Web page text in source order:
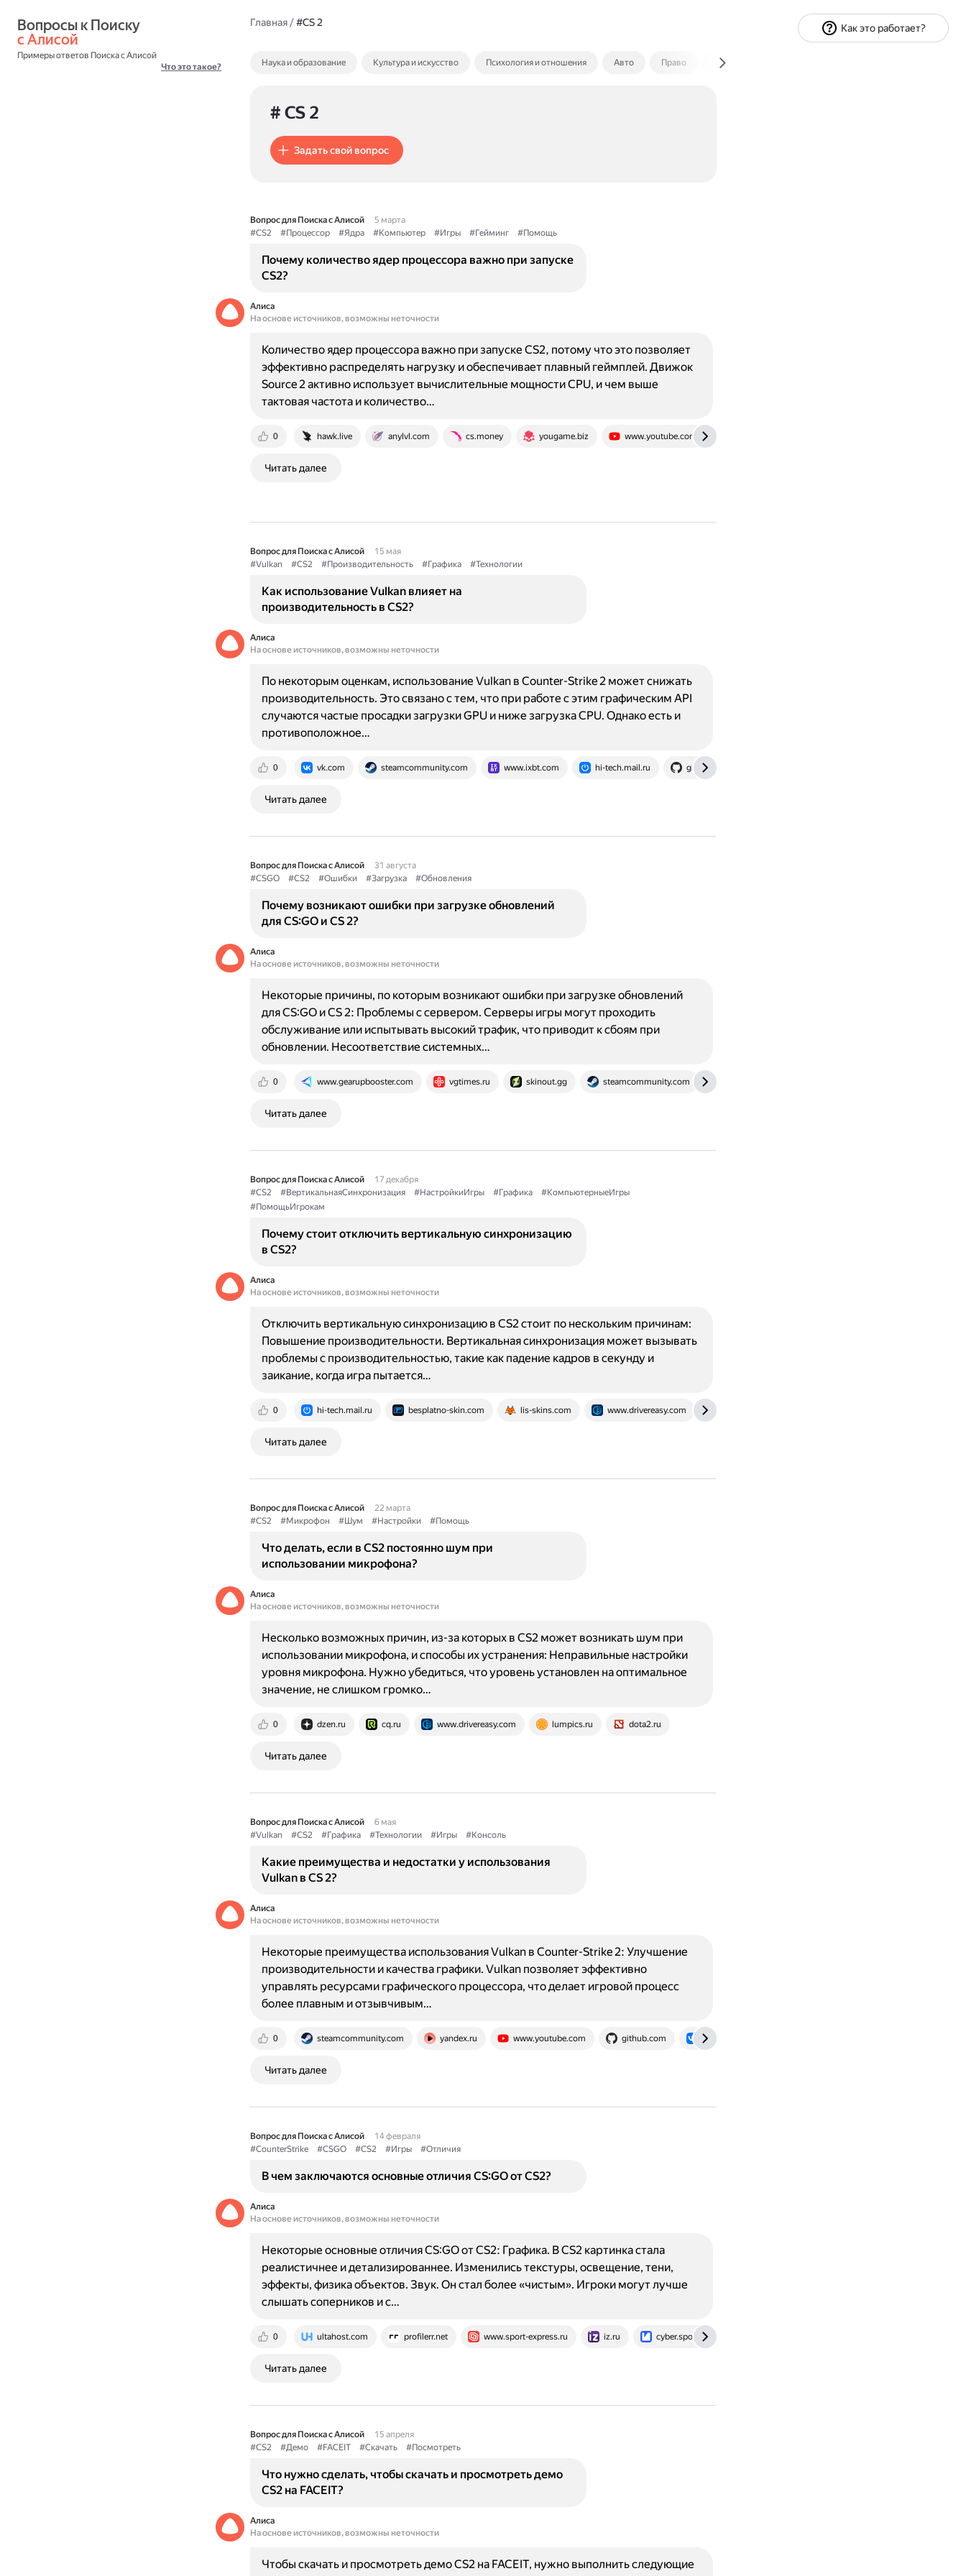
с Алисой
Примеры ответов Поиска с Алисой
Что это такое?
Главная/#CS 2
Наука и образование Культура и искусство Психология и отношения Авто Право Экономика и финансы
# CS 2
Задать свой вопрос
Вопрос для Поиска с Алисой
5 марта
#CS2
#Процессор #Ядра #Компьютер #Игры #Гейминг #Помощь
Почему количество ядер процессора важно при запуске
CS2?
Алиса
На основе источников, возможны неточности
0 hawk.live anylvl.com cs.money yougame.biz www.youtube.com
Количество ядер процессора важно при запуске CS2, потому что это позволяет
эффективно распределять нагрузку и обеспечивает плавный геймплей. Движок
Source 2 активно использует вычислительные мощности CPU, и чем выше
тактовая частота и количество…
Читать далее
Вопрос для Поиска с Алисой
15 мая
#Vulkan
#CS2 #Производительность #Графика #Технологии
Как использование Vulkan влияет на
производительность в CS2?
Алиса
На основе источников, возможны неточности
0 vk.com steamcommunity.com www.ixbt.com hi-tech.mail.ru github.com
По некоторым оценкам, использование Vulkan в Counter-Strike 2 может снижать
производительность. Это связано с тем, что при работе с этим графическим API
случаются частые просадки загрузки GPU и ниже загрузка CPU. Однако есть и
противоположное…
Читать далее
Вопрос для Поиска с Алисой
31 августа
#CSGO
#CS2 #Ошибки #Загрузка #Обновления
Почему возникают ошибки при загрузке обновлений
для CS:GO и CS 2?
Алиса
На основе источников, возможны неточности
0 www.gearupbooster.com vgtimes.ru skinout.gg steamcommunity.com
Некоторые причины, по которым возникают ошибки при загрузке обновлений
для CS:GO и CS 2: Проблемы с сервером. Серверы игры могут проходить
обслуживание или испытывать высокий трафик, что приводит к сбоям при
обновлении. Несоответствие системных…
Читать далее
Вопрос для Поиска с Алисой
17 декабря
#CS2
#ВертикальнаяСинхронизация #НастройкиИгры #Графика
#КомпьютерныеИгры
#ПомощьИгрокам
Почему стоит отключить вертикальную синхронизацию
в CS2?
Алиса
На основе источников, возможны неточности
0 hi-tech.mail.ru besplatno-skin.com lis-skins.com www.drivereasy.com
Отключить вертикальную синхронизацию в CS2 стоит по нескольким причинам:
Повышение производительности. Вертикальная синхронизация может вызывать
проблемы с производительностью, такие как падение кадров в секунду и
заикание, когда игра пытается…
Читать далее
Вопрос для Поиска с Алисой
22 марта
#CS2
#Микрофон #Шум #Настройки #Помощь
Что делать, если в CS2 постоянно шум при
использовании микрофона?
Алиса
На основе источников, возможны неточности
0 dzen.ru cq.ru www.drivereasy.com lumpics.ru dota2.ru
Несколько возможных причин, из-за которых в CS2 может возникать шум при
использовании микрофона, и способы их устранения: Неправильные настройки
уровня микрофона. Нужно убедиться, что уровень установлен на оптимальное
значение, не слишком громко…
Читать далее
Вопрос для Поиска с Алисой
6 мая
#Vulkan
#CS2 #Графика #Технологии #Игры #Консоль
Какие преимущества и недостатки у использования
Vulkan в CS 2?
Алиса
На основе источников, возможны неточности
0 steamcommunity.com yandex.ru www.youtube.com github.com vk.com
Некоторые преимущества использования Vulkan в Counter-Strike 2: Улучшение
производительности и качества графики. Vulkan позволяет эффективно
управлять ресурсами графического процессора, что делает игровой процесс
более плавным и отзывчивым…
Читать далее
Вопрос для Поиска с Алисой
14 февраля
#CounterStrike
#CSGO #CS2 #Игры #Отличия
В чем заключаются основные отличия CS:GO от CS2?
Алиса
На основе источников, возможны неточности
0 ultahost.com profilerr.net www.sport-express.ru iz.ru cyber.sports.ru
Некоторые основные отличия CS:GO от CS2: Графика. В CS2 картинка стала
реалистичнее и детализированнее. Изменились текстуры, освещение, тени,
эффекты, физика объектов. Звук. Он стал более «чистым». Игроки могут лучше
слышать соперников и с…
Читать далее
Вопрос для Поиска с Алисой
15 апреля
#CS2
#Демо #FACEIT #Скачать #Посмотреть
Что нужно сделать, чтобы скачать и просмотреть демо
CS2 на FACEIT?
Алиса
На основе источников, возможны неточности
Чтобы скачать и просмотреть демо CS2 на FACEIT, нужно выполнить следующие
Как это работает?